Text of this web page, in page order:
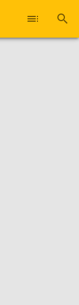
toc search